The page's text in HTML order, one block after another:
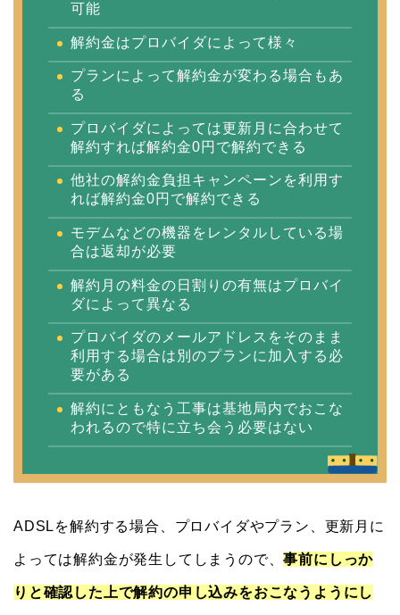
可能
解約金はプロバイダによって様々
プランによって解約金が変わる場合もあ
る
プロバイダによっては更新月に合わせて
解約すれば解約金0円で解約できる
他社の解約金負担キャンペーンを利用す
れば解約金0円で解約できる
モデムなどの機器をレンタルしている場
合は返却が必要
解約月の料金の日割りの有無はプロバイ
ダによって異なる
プロバイダのメールアドレスをそのまま
利用する場合は別のプランに加入する必
要がある
解約にともなう工事は基地局内でおこな
われるので特に立ち会う必要はない
ADSLを解約する場合、プロバイダやプラン、更新月に
よっては解約金が発生してしまうので、事前にしっか
りと確認した上で解約の申し込みをおこなうようにし